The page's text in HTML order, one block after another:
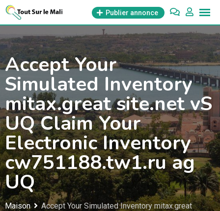
Aller
contenu
Publier annonce
Accept Your
Simulated Inventory
mitax.great site.net vS
UQ Claim Your
Electronic Inventory
cw751188.tw1.ru ag
UQ
Maison
Accept Your Simulated Inventory mitax.great